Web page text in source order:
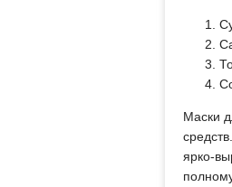
Маски
ярко-